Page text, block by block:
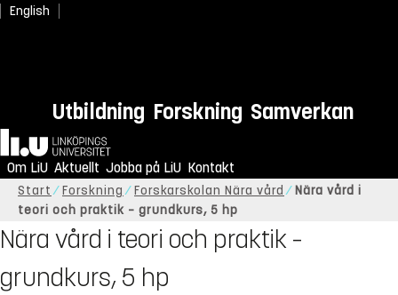
English
Utbildning Forskning Samverkan
Hem
Om LiU Aktuellt Jobba på LiU Kontakt
Start Forskning Forskarskolan Nära vård
Nära vård i
teori och praktik – grundkurs, 5 hp
Nära vård i teori och praktik –
grundkurs, 5 hp